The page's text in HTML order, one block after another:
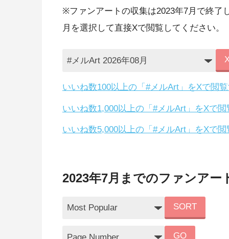
※ファンアートの収集は2023年7月で終了
月を選択して直接Xで閲覧してください。
いいね数100以上の「#メルArt」をXで閲
いいね数1,000以上の「#メルArt」をXで
いいね数5,000以上の「#メルArt」をXで
2023年7月までのファンアー
SORT
GO